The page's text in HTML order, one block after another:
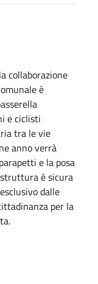
collaborazione
è
e ciclisti
tra le vie
anno verrà
e la posa
è sicura
dalle
per la